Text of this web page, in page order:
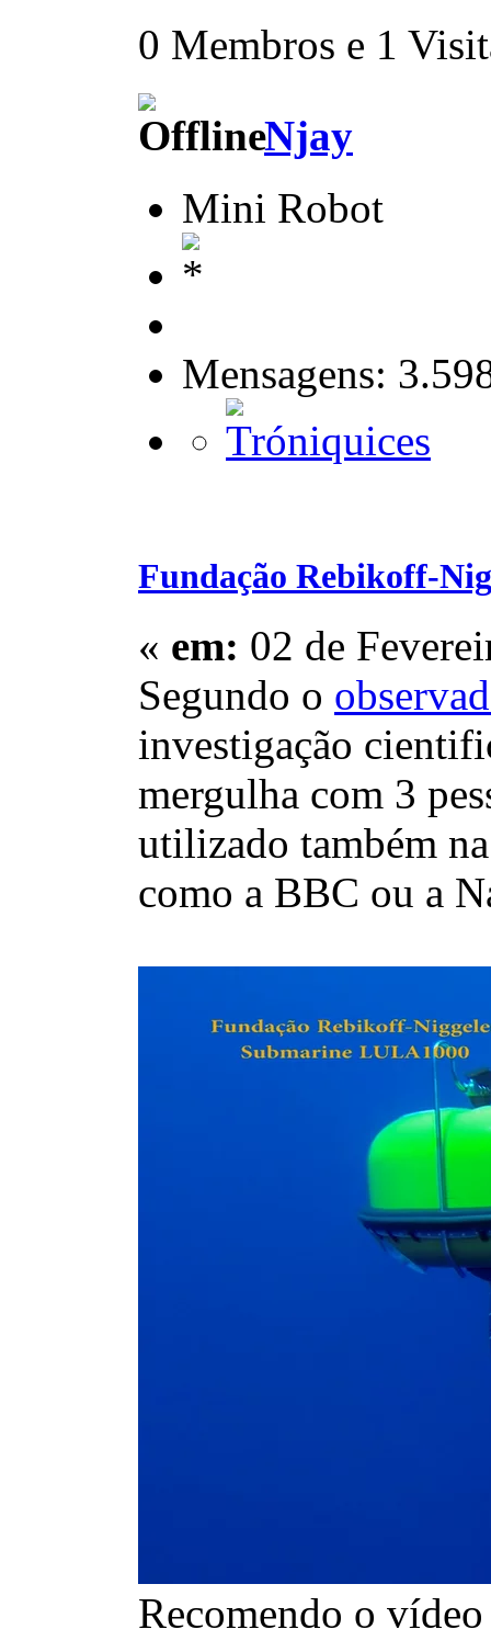
0 Membros e 1
Njay
Mini Robot
Mensagens:
Fundação Rebikoff-
« em: 02 de
Segundo o
investigação
mergulha com 3
utilizado também
como a BBC ou a
Recomendo o